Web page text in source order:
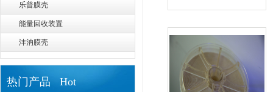
乐普膜壳
能量回收装置
沣汭膜壳
热门产品 Hot